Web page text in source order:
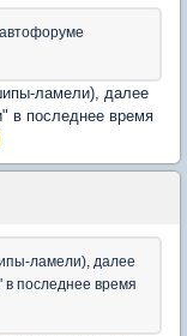
ламели), далее
в последнее время
ламели), далее
последнее время